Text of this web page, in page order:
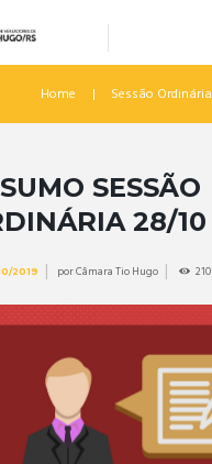
Home Sessão Ordinária
SESSÃO
28/10
2019 porCâmara Tio Hugo 210